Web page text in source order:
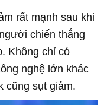
rất mạnh sau khi
chiến thắng
Không chỉ có
nghệ lớn khác
cũng sụt giảm.